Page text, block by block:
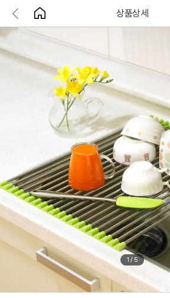
상품상세
1 / 5